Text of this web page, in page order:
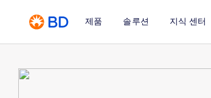
제품 솔루션 지식 센터